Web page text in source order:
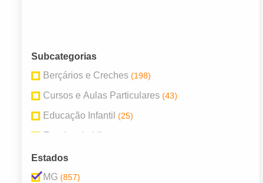
Subcategorias
Berçários e Creches (198)
Cursos e Aulas Particulares (43)
Educação Infantil (25)
Escolas de Idioma
Escolas Particulares
Escolas Públicas
Estados
MG (857)